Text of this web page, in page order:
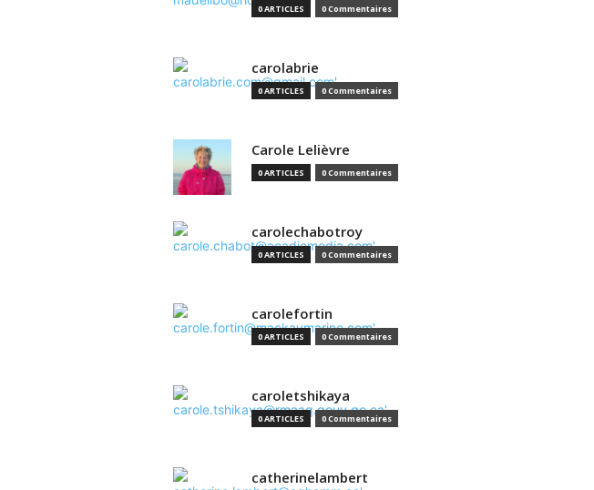
0 ARTICLES 0 Commentaires
carolabrie
0 ARTICLES 0 Commentaires
Carole Lelièvre
0 ARTICLES 0 Commentaires
carolechabotroy
0 ARTICLES 0 Commentaires
carolefortin
0 ARTICLES 0 Commentaires
caroletshikaya
0 ARTICLES 0 Commentaires
catherinelambert